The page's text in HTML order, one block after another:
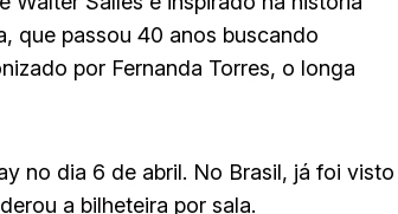
que passou 40 anos buscando
por Fernanda Torres, o longa
no dia 6 de abril. No Brasil, já foi visto
a bilheteira por sala.